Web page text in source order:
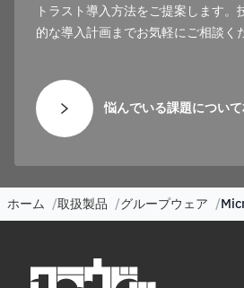
トラスト導入方法をご提案します
的な導入計画までお気軽にご相談く
悩んでいる課題につい
ホーム 取扱製品 グループウェア